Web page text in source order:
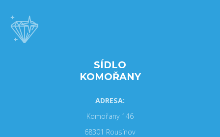
SÍDLO
KOMOŘANY
ADRESA:
Komořany 146
68301 Rousínov